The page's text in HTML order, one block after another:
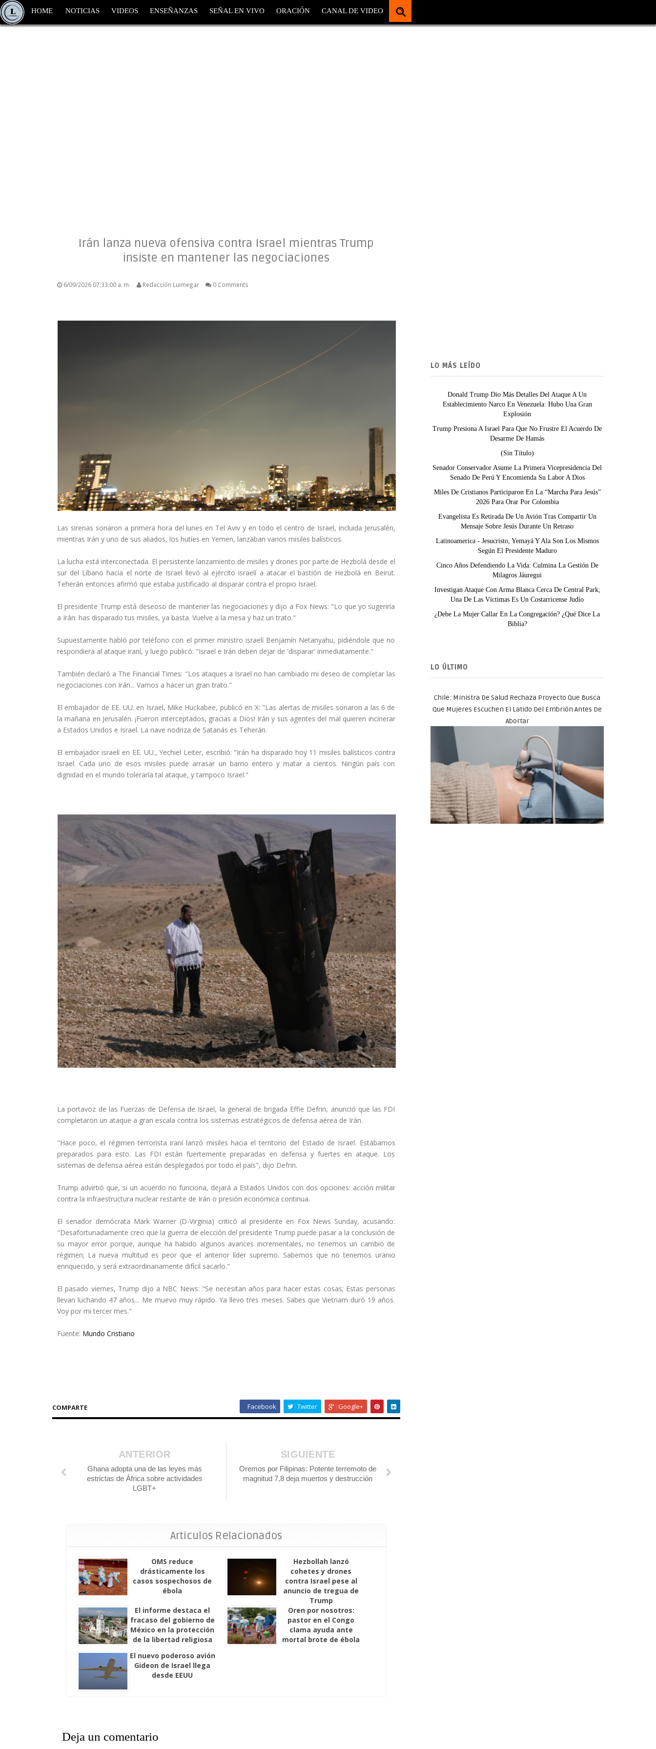
HOME NOTICIAS VIDEOS ENSEÑANZAS SEÑAL EN VIVO ORACIÓN CANAL DE VIDEO
Irán lanza nueva ofensiva contra Israel mientras Trump
insiste en mantener las negociaciones
6/09/2026 07:33:00 a. m. Redacción Luimegar 0 Comments
Las sirenas sonaron a primera hora del lunes en Tel Aviv y en todo el centro de Israel, incluida Jerusalén,
mientras Irán y uno de sus aliados, los hutíes en Yemen, lanzaban varios misiles balísticos.
La lucha está interconectada. El persistente lanzamiento de misiles y drones por parte de Hezbolá desde el
sur del Líbano hacia el norte de Israel llevó al ejército israelí a atacar el bastión de Hezbolá en Beirut.
Teherán entonces afirmó que estaba justificado al disparar contra el propio Israel.
El presidente Trump está deseoso de mantener las negociaciones y dijo a Fox News: "Lo que yo sugeriría
a Irán: has disparado tus misiles, ya basta. Vuelve a la mesa y haz un trato."
Supuestamente habló por teléfono con el primer ministro israelí Benjamín Netanyahu, pidiéndole que no
respondiera al ataque iraní, y luego publicó: "Israel e Irán deben dejar de 'disparar' inmediatamente."
También declaró a The Financial Times: "Los ataques a Israel no han cambiado mi deseo de completar las
negociaciones con Irán... Vamos a hacer un gran trato."
El embajador de EE. UU. en Israel, Mike Huckabee, publicó en X: "Las alertas de misiles sonaron a las 6 de
la mañana en Jerusalén. ¡Fueron interceptados, gracias a Dios! Irán y sus agentes del mal quieren incinerar
a Estados Unidos e Israel. La nave nodriza de Satanás es Teherán.
El embajador israelí en EE. UU., Yechiel Leiter, escribió: "Irán ha disparado hoy 11 misiles balísticos contra
Israel. Cada uno de esos misiles puede arrasar un barrio entero y matar a cientos. Ningún país con
dignidad en el mundo toleraría tal ataque, y tampoco Israel."
La portavoz de las Fuerzas de Defensa de Israel, la general de brigada Effie Defrin, anunció que las FDI
completaron un ataque a gran escala contra los sistemas estratégicos de defensa aérea de Irán.
"Hace poco, el régimen terrorista iraní lanzó misiles hacia el territorio del Estado de Israel. Estábamos
preparados para esto. Las FDI están fuertemente preparadas en defensa y fuertes en ataque. Los
sistemas de defensa aérea están desplegados por todo el país", dijo Defrin.
Trump advirtió que, si un acuerdo no funciona, dejará a Estados Unidos con dos opciones: acción militar
contra la infraestructura nuclear restante de Irán o presión económica continua.
El senador demócrata Mark Warner (D-Virginia) criticó al presidente en Fox News Sunday, acusando:
"Desafortunadamente creo que la guerra de elección del presidente Trump puede pasar a la conclusión de
su mayor error porque, aunque ha habido algunos avances incrementales, no tenemos un cambio de
régimen; La nueva multitud es peor que el anterior líder supremo. Sabemos que no tenemos uranio
enriquecido, y será extraordinariamente difícil sacarlo."
El pasado viernes, Trump dijo a NBC News: "Se necesitan años para hacer estas cosas; Estas personas
llevan luchando 47 años... Me muevo muy rápido. Ya llevo tres meses. Sabes que Vietnam duró 19 años.
Voy por mi tercer mes."
Fuente: Mundo Cristiano
COMPARTE Facebook Twitter Google+
SIGUIENTE
Oremos por Filipinas: Potente terremoto de
magnitud 7,8 deja muertos y destrucción
ANTERIOR
Ghana adopta una de las leyes más
estrictas de África sobre actividades
LGBT+
Articulos Relacionados
OMS reduce
drásticamente los
casos sospechosos de
ébola
Hezbollah lanzó
cohetes y drones
contra Israel pese al
anuncio de tregua de
Trump
El informe destaca el
fracaso del gobierno de
México en la protección
de la libertad religiosa
Oren por nosotros:
pastor en el Congo
clama ayuda ante
mortal brote de ébola
El nuevo poderoso avión
Gideon de Israel llega
desde EEUU
Deja un comentario
LO MÁS LEÍDO
Donald Trump Dio Más Detalles Del Ataque A Un
Establecimiento Narco En Venezuela: Hubo Una Gran
Explosión
Trump Presiona A Israel Para Que No Frustre El Acuerdo De
Desarme De Hamás
(sin Título)
Senador Conservador Asume La Primera Vicepresidencia Del
Senado De Perú Y Encomienda Su Labor A Dios
Miles De Cristianos Participaron En La “Marcha Para Jesús”
2026 Para Orar Por Colombia
Evangelista Es Retirada De Un Avión Tras Compartir Un
Mensaje Sobre Jesús Durante Un Retraso
Latinoamerica - Jesucristo, Yemayá Y Ala Son Los Mismos
Según El Presidente Maduro
Cinco Años Defendiendo La Vida: Culmina La Gestión De
Milagros Jáuregui
Investigan Ataque Con Arma Blanca Cerca De Central Park;
Una De Las Víctimas Es Un Costarricense Judío
¿Debe La Mujer Callar En La Congregación? ¿Qué Dice La
Biblia?
LO ÚLTIMO
Chile: Ministra De Salud Rechaza Proyecto Que Busca
Que Mujeres Escuchen El Latido Del Embrión Antes De
Abortar